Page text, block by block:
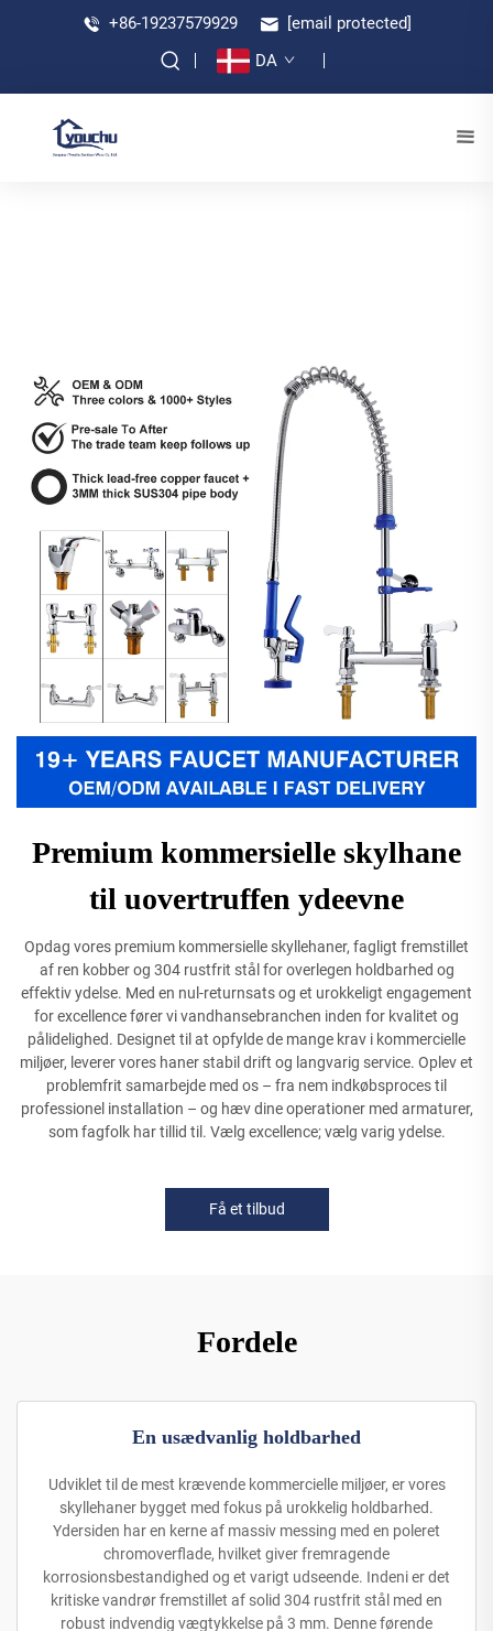
+86-19237579929
[email protected]
DA
Premium kommersielle skylhane
til uovertruffen ydeevne
Opdag vores premium kommersielle skyllehaner, fagligt fremstillet
af ren kobber og 304 rustfrit stål for overlegen holdbarhed og
effektiv ydelse. Med en nul-returnsats og et urokkeligt engagement
for excellence fører vi vandhansebranchen inden for kvalitet og
pålidelighed. Designet til at opfylde de mange krav i kommercielle
miljøer, leverer vores haner stabil drift og langvarig service. Oplev et
problemfrit samarbejde med os – fra nem indkøbsproces til
professionel installation – og hæv dine operationer med armaturer,
som fagfolk har tillid til. Vælg excellence; vælg varig ydelse.
Få et tilbud
Fordele
En usædvanlig holdbarhed
Udviklet til de mest krævende kommercielle miljøer, er vores
skyllehaner bygget med fokus på urokkelig holdbarhed.
Ydersiden har en kerne af massiv messing med en poleret
chromoverflade, hvilket giver fremragende
korrosionsbestandighed og et varigt udseende. Indeni er det
kritiske vandrør fremstillet af solid 304 rustfrit stål med en
robust indvendig vægtykkelse på 3 mm. Denne førende